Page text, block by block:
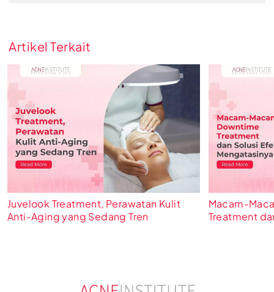
Artikel Terkait
Juvelook Treatment, Perawatan Kulit
Anti-Aging yang Sedang Tren
Macam-
Treatment